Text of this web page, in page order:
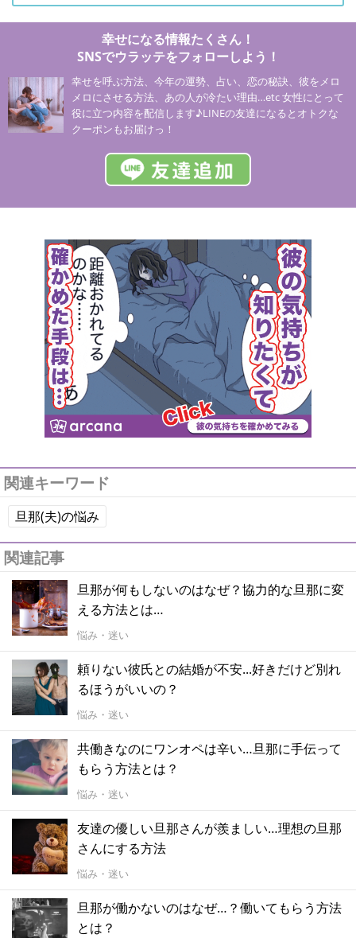
幸せになる情報たくさん！
SNSでウラッテをフォローしよう！
幸せを呼ぶ方法、今年の運勢、占い、恋の秘訣、彼をメロ
メロにさせる方法、あの人が冷たい理由…etc 女性にとって
役に立つ内容を配信します♪LINEの友達になるとオトクな
クーポンもお届けっ！
関連キーワード
旦那(夫)の悩み
関連記事
旦那が何もしないのはなぜ？協力的な旦那に変
える方法とは…
悩み・迷い
頼りない彼氏との結婚が不安...好きだけど別れ
るほうがいいの？
悩み・迷い
共働きなのにワンオペは辛い…旦那に手伝って
もらう方法とは？
悩み・迷い
友達の優しい旦那さんが羨ましい…理想の旦那
さんにする方法
悩み・迷い
旦那が働かないのはなぜ…？働いてもらう方法
とは？